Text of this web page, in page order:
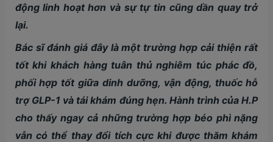
động linh hoạt hơn và sự tự tin cũng dần quay trở
lại.
Bác sĩ đánh giá đây là một trường hợp cải thiện rất
tốt khi khách hàng tuân thủ nghiêm túc phác đồ,
phối hợp tốt giữa dinh dưỡng, vận động, thuốc hỗ
trợ GLP-1 và tái khám đúng hẹn. Hành trình của H.P
cho thấy ngay cả những trường hợp béo phì nặng
vẫn có thể thay đổi tích cực khi được thăm khám